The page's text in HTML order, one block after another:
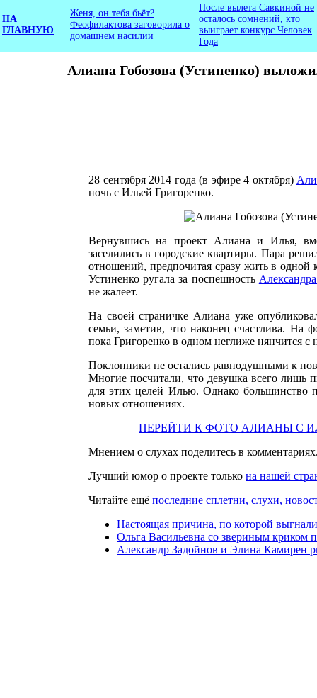
Алиана Гобозова (Устиненко)
НА
ГЛАВНУЮ
Женя, он тебя бьёт?
Феофилактова заговорила о
домашнем насилии
После вылета Савкиной не
осталось сомнений, кто
выиграет конкурс Человек
Года
28 сентября 2014 года (в эфире 4 октября)
ночь с Ильей Григоренко.
Вернувшись на проект Алиана и Илья,
заселились в городские квартиры. Пара
отношений, предпочитая сразу жить в одной
Устиненко ругала за поспешность
не жалеет.
На своей страничке Алиана уже
семьи, заметив, что наконец счастлива. На
пока Григоренко в одном неглиже нянчится
Поклонники не остались равнодушными к
Многие посчитали, что девушка всего лишь
для этих целей Илью. Однако большинство
новых отношениях.
ПЕРЕЙТИ К ФОТО АЛИАНЫ С
Мнением о слухах поделитесь в
Лучший юмор о проекте только на нашей
Читайте ещё последние сплетни, слухи,
Настоящая причина, по которой
Ольга Васильевна со звериным криком
Александр Задойнов и Элина Камирен